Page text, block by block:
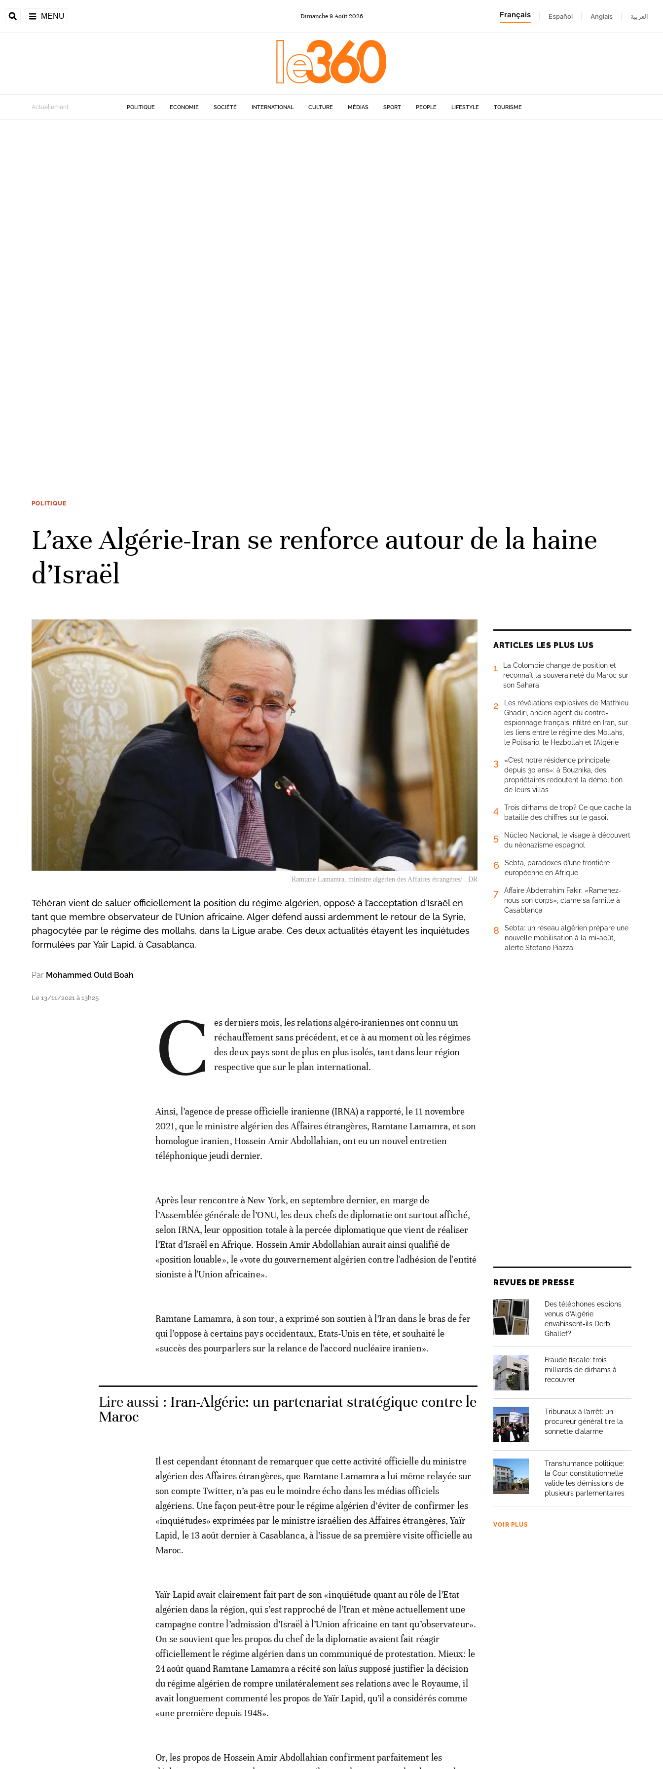
MENU Dimanche 9Août 2026 Français Español Anglais العربية
Actuellement POLITIQUE ECONOMIE SOCIÉTÉ INTERNATIONAL CULTURE MÉDIAS SPORT PEOPLE LIFESTYLE TOURISME
POLITIQUE
L’axe Algérie-Iran se renforce autour de la haine
d’Israël
Ramtane Lamamra, ministre algérien des Affaires étrangères/ . DR
Téhéran vient de saluer officiellement la position du régime algérien, opposé à l’acceptation d’Israël en
tant que membre observateur de l’Union africaine. Alger défend aussi ardemment le retour de la Syrie,
phagocytée par le régime des mollahs, dans la Ligue arabe. Ces deux actualités étayent les inquiétudes
formulées par Yaïr Lapid, à Casablanca.
Par Mohammed Ould Boah
Le 13/11/2021 à 13h25 C
es derniers mois, les relations algéro-iraniennes ont connu un
réchauffement sans précédent, et ce à au moment où les régimes
des deux pays sont de plus en plus isolés, tant dans leur région
respective que sur le plan international.
Ainsi, l’agence de presse officielle iranienne (IRNA) a rapporté, le 11 novembre
2021, que le ministre algérien des Affaires étrangères, Ramtane Lamamra, et son
homologue iranien, Hossein Amir Abdollahian, ont eu un nouvel entretien
téléphonique jeudi dernier.
Après leur rencontre à New York, en septembre dernier, en marge de
l’Assemblée générale de l’ONU, les deux chefs de diplomatie ont surtout affiché,
selon IRNA, leur opposition totale à la percée diplomatique que vient de réaliser
l’Etat d’Israël en Afrique. Hossein Amir Abdollahian aurait ainsi qualifié de
«position louable», le «vote du gouvernement algérien contre l'adhésion de l'entité
sioniste à l'Union africaine».
Ramtane Lamamra, à son tour, a exprimé son soutien à l’Iran dans le bras de fer
qui l’oppose à certains pays occidentaux, Etats-Unis en tête, et souhaité le
«succès des pourparlers sur la relance de l'accord nucléaire iranien».
Lire aussi : Iran-Algérie: un partenariat stratégique contre le
Maroc
Il est cependant étonnant de remarquer que cette activité officielle du ministre
algérien des Affaires étrangères, que Ramtane Lamamra a lui-même relayée sur
son compte Twitter, n’a pas eu le moindre écho dans les médias officiels
algériens. Une façon peut-être pour le régime algérien d’éviter de confirmer les
«inquiétudes» exprimées par le ministre israélien des Affaires étrangères, Yaïr
Lapid, le 13 août dernier à Casablanca, à l’issue de sa première visite officielle au
Maroc.
Yaïr Lapid avait clairement fait part de son «inquiétude quant au rôle de l’Etat
algérien dans la région, qui s’est rapproché de l’Iran et mène actuellement une
campagne contre l’admission d’Israël à l’Union africaine en tant qu’observateur».
On se souvient que les propos du chef de la diplomatie avaient fait réagir
officiellement le régime algérien dans un communiqué de protestation. Mieux: le
24 août quand Ramtane Lamamra a récité son laïus supposé justifier la décision
du régime algérien de rompre unilatéralement ses relations avec le Royaume, il
avait longuement commenté les propos de Yaïr Lapid, qu’il a considérés comme
«une première depuis 1948».
Or, les propos de Hossein Amir Abdollahian confirment parfaitement les
ARTICLES LES PLUS LUS
1
La Colombie change de position et
reconnaît la souveraineté du Maroc sur
son Sahara
2
Les révélations explosives de Matthieu
Ghadiri, ancien agent du contre-
espionnage français infiltré en Iran, sur
les liens entre le régime des Mollahs,
le Polisario, le Hezbollah et l’Algérie
3
«C’est notre résidence principale
depuis 30 ans»: à Bouznika, des
propriétaires redoutent la démolition
de leurs villas
4
Trois dirhams de trop? Ce que cache la
bataille des chiffres sur le gasoil
5
Núcleo Nacional, le visage à découvert
du néonazisme espagnol
6
Sebta, paradoxes d’une frontière
européenne en Afrique
7
Affaire Abderrahim Fakir: «Ramenez-
nous son corps», clame sa famille à
Casablanca
8
Sebta: un réseau algérien prépare une
nouvelle mobilisation à la mi-août,
alerte Stefano Piazza
REVUES DE PRESSE
Des téléphones espions
venus d’Algérie
envahissent-ils Derb
Ghallef?
Fraude fiscale: trois
milliards de dirhams à
recouvrer
Tribunaux à l’arrêt: un
procureur général tire la
sonnette d’alarme
Transhumance politique:
la Cour constitutionnelle
valide les démissions de
plusieurs parlementaires
VOIR PLUS